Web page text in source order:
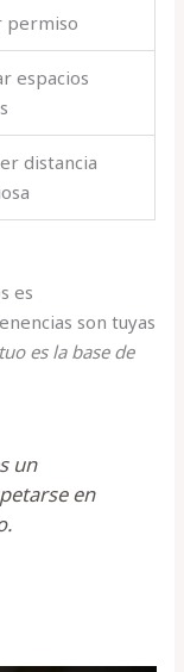
permiso
espacios
distancia
es
son tuyas
es la base de
un
en